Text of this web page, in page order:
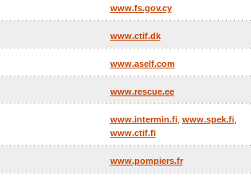
www.fs.gov.cy
www.ctif.dk
www.aself.com
www.rescue.ee
www.intermin.fi, www.spek.fi,
www.ctif.fi
www.pompiers.fr